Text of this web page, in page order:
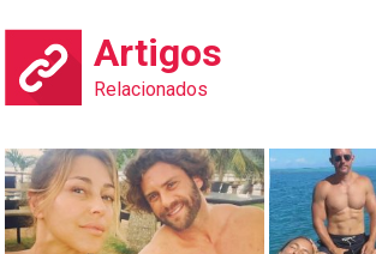
Artigos
Relacionados